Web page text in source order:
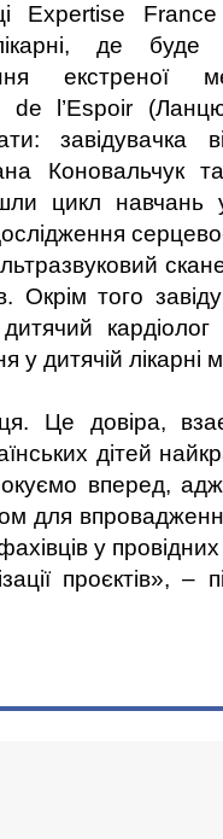
Expertise
де буде
екстреної
l’Espoir
завідувачка
Коновальчук
цикл навчань у
того
у дитячій лікарні
Це довіра,
дітей
вперед,
для
у провідних
проєктів», –